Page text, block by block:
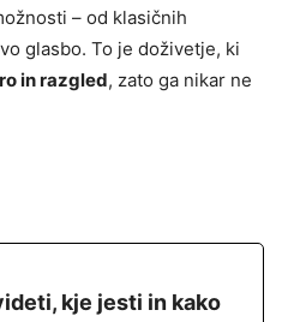
– od klasičnih
glasbo. To je doživetje, ki
in razgled, zato ga nikar ne
kje jesti in kako